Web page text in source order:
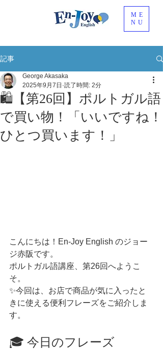
ME
NU
記事
🛍️【第26回】ポルトガル語
で買い物！「いいですね！
ひとつ買います！」
George Akasaka
2025年9月7日 読了時間: 2分
こんにちは！En-Joy English のジョー
ジ赤阪です。
ポルトガル語講座、第26回へようこ
そ。
✨今回は、お店で商品が気に入ったと
きに使える便利フレーズをご紹介しま
す。
🎓 今日のフレーズ